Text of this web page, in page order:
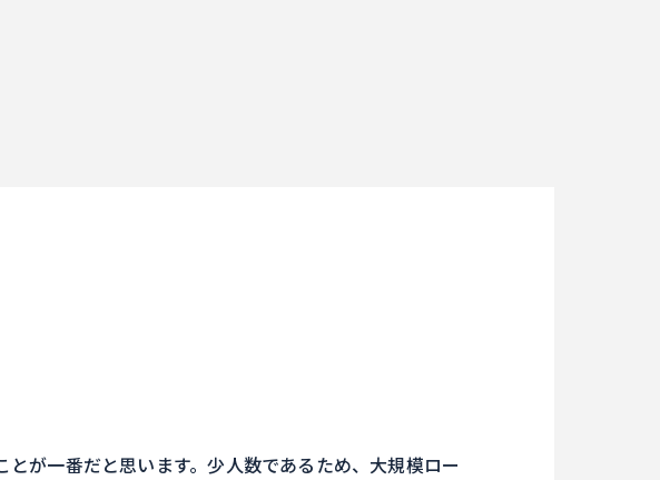
が一番だと思います。少人数であるため、大規模ロー